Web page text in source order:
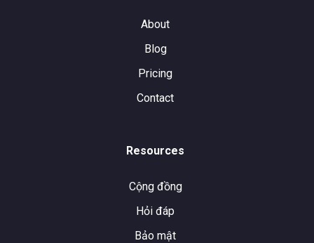
About
Blog
Pricing
Contact
Resources
Cộng đồng
Hỏi đáp
Bảo mật